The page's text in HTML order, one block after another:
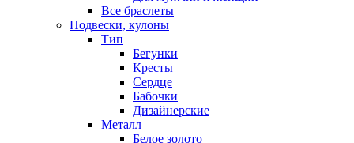
Все браслеты
Подвески, кулоны
Тип
Бегунки
Кресты
Сердце
Бабочки
Дизайнерские
Металл
Белое золото